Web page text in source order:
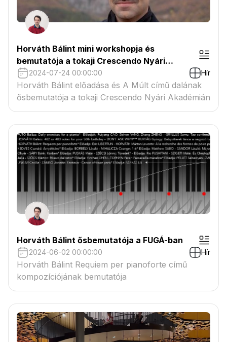
Horváth Bálint mini workshopja és
bemutatója a tokaji Crescendo Nyári
Akadémián
2024-07-24 00:00:00 Hír
Horváth Bálint előadása és A Múlt című dalának
ősbemutatója a tokaji Crescendo Nyári Akadémián
Horváth Bálint ősbemutatója a FUGÁ-ban
2024-06-02 00:00:00 Hír
Horváth Bálint Requiem per pianoforte című
kompozíciójának bemutatója